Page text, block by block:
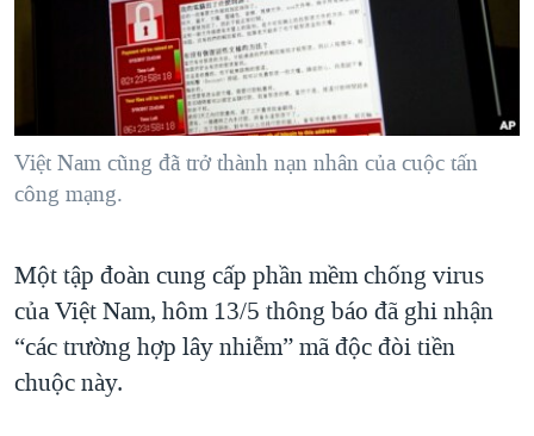
Việt Nam cũng đã trở thành nạn nhân của cuộc tấn
công mạng.
Một tập đoàn cung cấp phần mềm chống virus
của Việt Nam, hôm 13/5 thông báo đã ghi nhận
“các trường hợp lây nhiễm” mã độc đòi tiền
chuộc này.